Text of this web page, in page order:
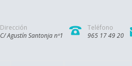
Dirección
C/ Agustín Santonja nº1
Teléfono
965 17 49 20